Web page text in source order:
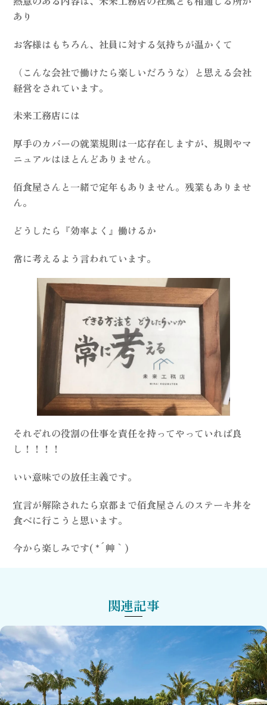
あり
お客様はもちろん、社員に対する気持ちが温かくて
（こんな会社で働けたら楽しいだろうな）と思える会社
経営をされています。
未来工務店には
厚手のカバーの就業規則は一応存在しますが、規則やマ
ニュアルはほとんどありません。
佰食屋さんと一緒で定年もありません。残業もありませ
ん。
どうしたら『効率よく』働けるか
常に考えるよう言われています。
それぞれの役割の仕事を責任を持ってやっていれば良
し！！！！
いい意味での放任主義です。
宣言が解除されたら京都まで佰食屋さんのステーキ丼を
食べに行こうと思います。
今から楽しみです( *´艸｀)
関連記事